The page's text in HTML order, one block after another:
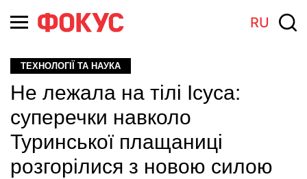
RU
ТЕХНОЛОГІЇ ТА НАУКА
Не лежала на тілі Ісуса:
суперечки навколо
Туринської плащаниці
розгорілися з новою силою